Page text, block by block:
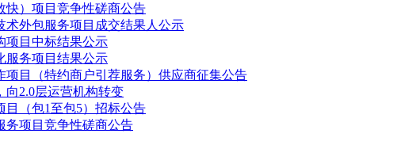
快）项目竞争性磋商公告
术外包服务项目成交结果人公示
项目中标结果公示
服务项目结果公示
目（特约商户引荐服务）供应商征集公告
向2.0层运营机构转变
目（包1至包5）招标公告
务项目竞争性磋商公告